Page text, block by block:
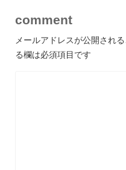
comment
メールアドレスが公開され
る欄は必須項目です